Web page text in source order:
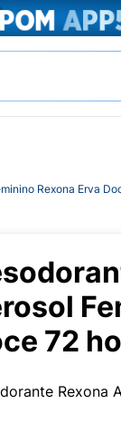
Rexona Erva
72
Rexona